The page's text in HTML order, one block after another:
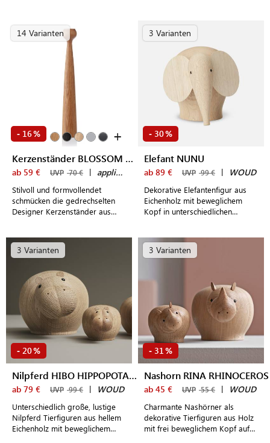
Engel ist ein echtes Unikat
14 Varianten
- 16% +
Kerzenständer BLOSSOM TULIP
ab 59 € UVP 70 € | applicata
Stilvoll und formvollendet
schmücken die gedrechselten
Designer Kerzenständer aus
3 Varianten
- 30%
Elefant NUNU
ab 89 € UVP 99 € | WOUD
Dekorative Elefantenfigur aus
Eichenholz mit beweglichem
Kopf in unterschiedlichen
3 Varianten
- 20%
Nilpferd HIBO HIPPOPOTAMUS
ab 79 € UVP 99 € | WOUD
Unterschiedlich große, lustige
Nilpferd Tierfiguren aus hellem
Eichenholz mit beweglichem
3 Varianten
- 31 %
Nashorn RINA RHINOCEROS
ab 45 € UVP 55 € | WOUD
Charmante Nashörner als
dekorative Tierfiguren aus Holz
mit frei beweglichem Kopf auf